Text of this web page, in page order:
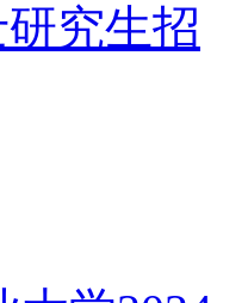
究生招